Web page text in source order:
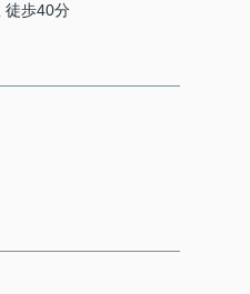
徒歩40分